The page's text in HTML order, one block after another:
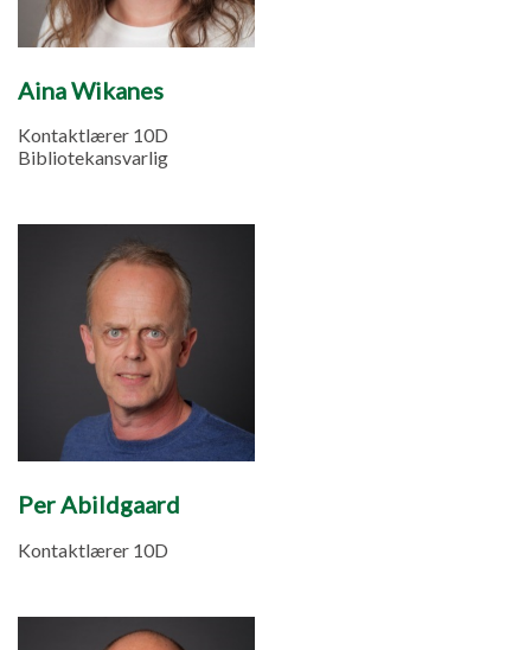
Aina Wikanes
Kontaktlærer 10D
Bibliotekansvarlig
Per Abildgaard
Kontaktlærer 10D